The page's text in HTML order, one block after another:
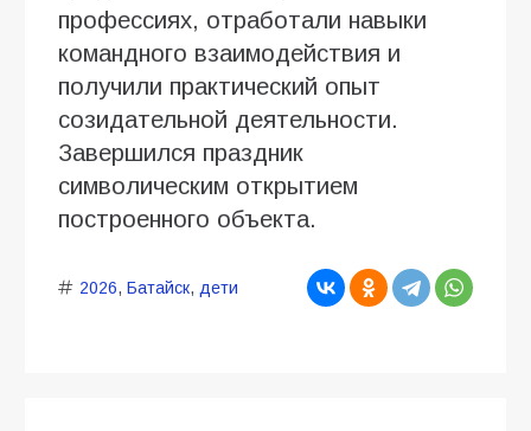
профессиях, отработали навыки
командного взаимодействия и
получили практический опыт
созидательной деятельности.
Завершился праздник
символическим открытием
построенного объекта.
2026, Батайск, дети